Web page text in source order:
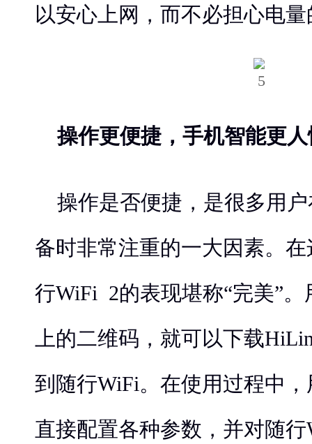
以安心上网，而不必担心电
操作更便捷，手机智能更
操作是否便捷，是很多用
备时非常注重的一大因素。
行WiFi 2的表现堪称“完美”
上的二维码，就可以下载
到随行WiFi。在使用过程中
直接配置各种参数，并对随